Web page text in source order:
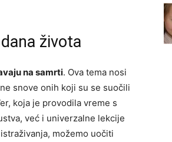
života
na samrti. Ova tema nosi
snove onih koji su se suočili
koja je provodila vreme s
već i univerzalne lekcije
možemo uočiti